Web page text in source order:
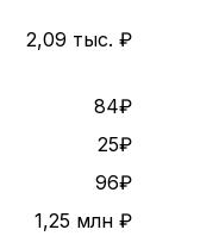
2,09 тыс. ₽
84₽
25₽
96₽
1,25 млн ₽